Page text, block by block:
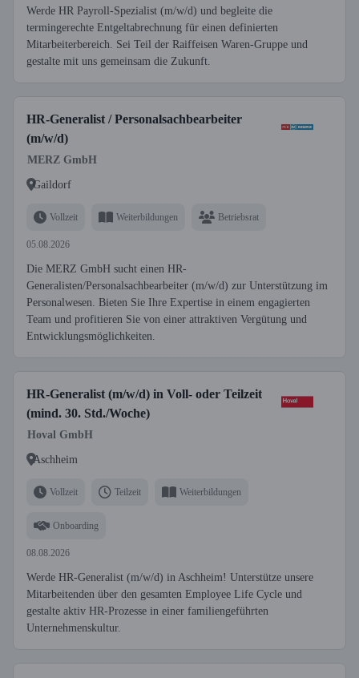
Werde HR Payroll-Spezialist (m/w/d) und begleite die
termingerechte Entgeltabrechnung für einen definierten
Mitarbeiterbereich. Sei Teil der Raiffeisen Waren-Gruppe und
gestalte mit uns gemeinsam die Zukunft.
HR-Generalist / Personalsachbearbeiter
(m/w/d)
MERZ GmbH
Gaildorf
Vollzeit Weiterbildungen Betriebsrat
05.08.2026
Die MERZ GmbH sucht einen HR-
Generalisten/Personalsachbearbeiter (m/w/d) zur Unterstützung im
Personalwesen. Bieten Sie Ihre Expertise in einem engagierten
Team und profitieren Sie von einer attraktiven Vergütung und
Entwicklungsmöglichkeiten.
HR-Generalist (m/w/d) in Voll- oder Teilzeit
(mind. 30. Std./Woche)
Hoval GmbH
Aschheim
Vollzeit Teilzeit Weiterbildungen
Onboarding
08.08.2026
Werde HR-Generalist (m/w/d) in Aschheim! Unterstütze unsere
Mitarbeitenden über den gesamten Employee Life Cycle und
gestalte aktiv HR-Prozesse in einer familiengeführten
Unternehmenskultur.